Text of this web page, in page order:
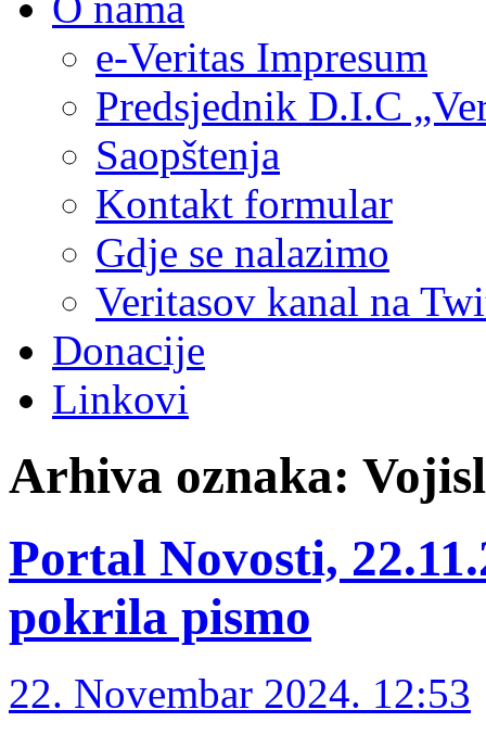
e-Veritas Impresum
Predsjednik D.I.C
Saopštenja
Kontakt formular
Gdje se nalazimo
Veritasov kanal na
Donacije
Linkovi
Arhiva oznaka:
Portal Novosti,
pokrila pismo
22. Novembar 2024. 12:53